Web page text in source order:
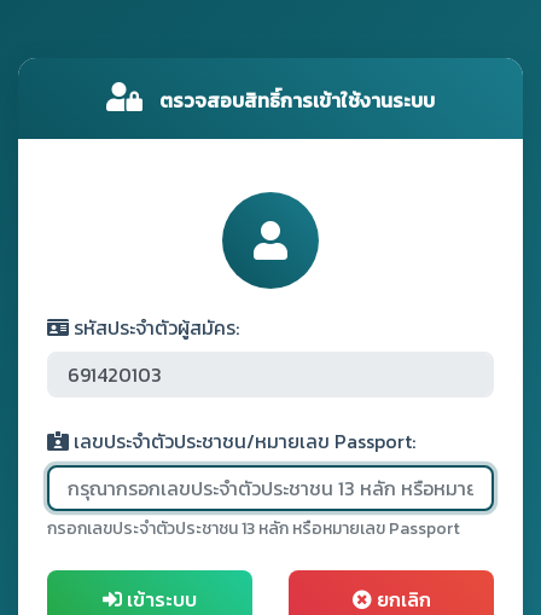
ตรวจสอบสิทธิ์การเข้าใช้งานระบบ
รหัสประจำตัวผู้สมัคร:
เลขประจำตัวประชาชน/หมายเลข Passport:
กรอกเลขประจำตัวประชาชน 13 หลัก หรือหมายเลข Passport
เข้าระบบ ยกเลิก